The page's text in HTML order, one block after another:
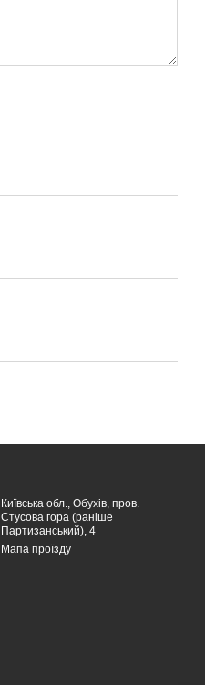
Київська обл., Обухів, пров.
Стусова гора (раніше
Партизанський), 4
Мапа проїзду